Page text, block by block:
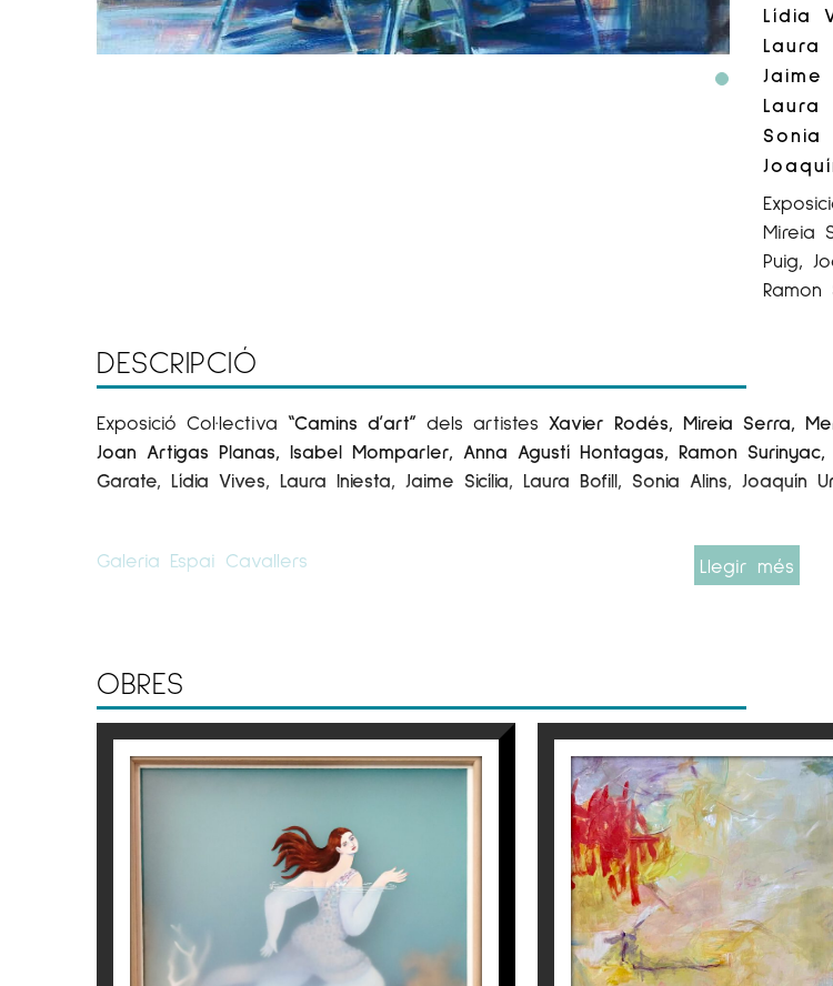
Lídia
Laura
Jaime
Laura
Sonia
Mireia
Puig,
DESCRIPCIÓ
Exposició Col·lectiva “Camins d’art” dels artistes Xavier Rodés, Mireia Serra,
Joan Artigas Planas, Isabel Momparler, Anna Agustí Hontagas, Ramon
Garate, Lídia Vives, Laura Iniesta, Jaime Sicília, Laura Bofill, Sonia Alins, Joaquín
Galeria Espai Cavallers
continuen transformant-se.
Més informació sobre l'exposició “Camins d’art a l'Instagram
Llegir més
OBRES
OCEÀNIDE. INICIANT EL
VIATGE
Sonia Alins
900
AZAFRÁN EN
Isabel Momparler
2.450€